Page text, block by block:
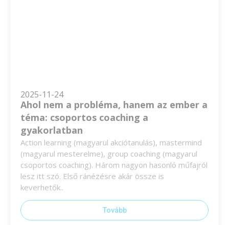
2025-11-24
Ahol nem a probléma, hanem az ember a
téma: csoportos coaching a
gyakorlatban
Action learning (magyarul akciótanulás), mastermind
(magyarul mesterelme), group coaching (magyarul
csoportos coaching). Három nagyon hasonló műfajról
lesz itt szó. Első ránézésre akár össze is
keverhetők..
Tovább